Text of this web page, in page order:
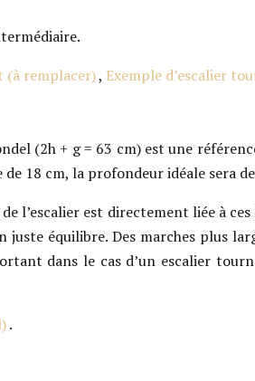
(à remplacer), Exemple d’escalier
(2h + g = 63 cm) est une
18 cm, la profondeur idéale sera
l’escalier est directement liée à
équilibre. Des marches plus
dans le cas d’un escalier
.